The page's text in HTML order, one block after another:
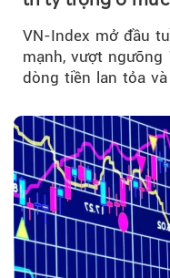
VN-Index mở đầu
mạnh, vượt
dòng tiền lan tỏa